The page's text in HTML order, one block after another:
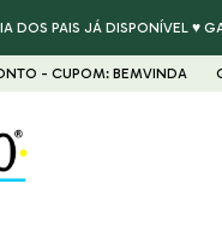
JÁ DISPONÍVEL ♥ GARANTA
BEMVINDA GANHE